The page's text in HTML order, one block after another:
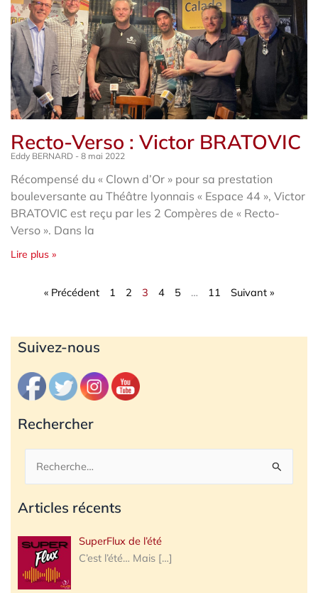
Recto-Verso : Victor BRATOVIC
Eddy BERNARD 8 mai 2022
Récompensé du « Clown d’Or » pour sa prestation
bouleversante au Théâtre lyonnais « Espace 44 », Victor
BRATOVIC est reçu par les 2 Compères de « Recto-
Verso ». Dans la
Lire plus »
« Précédent 1 2 3 4 5 … 11 Suivant »
Suivez-nous
Rechercher
Rechercher :
Articles récents
SuperFlux de l’été
C’est l’été… Mais […]
Archives